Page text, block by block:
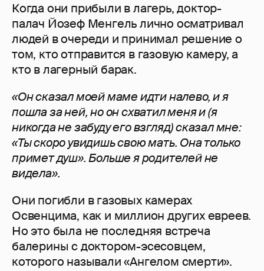
Когда они прибыли в лагерь, доктор-
палач Йозеф Менгель лично осматривал
людей в очереди и принимал решение о
том, кто отправится в газовую камеру, а
кто в лагерный барак.
«Он сказал моей маме идти налево, и я
пошла за ней, но он схватил меня и (я
никогда не забуду его взгляд) сказал мне:
«Ты скоро увидишь свою мать. Она только
примет душ». Больше я родителей не
видела».
Они погибли в газовых камерах
Освенцима, как и миллион других евреев.
Но это была не последняя встреча
балерины с доктором-эсесовцем,
которого называли «Ангелом смерти».